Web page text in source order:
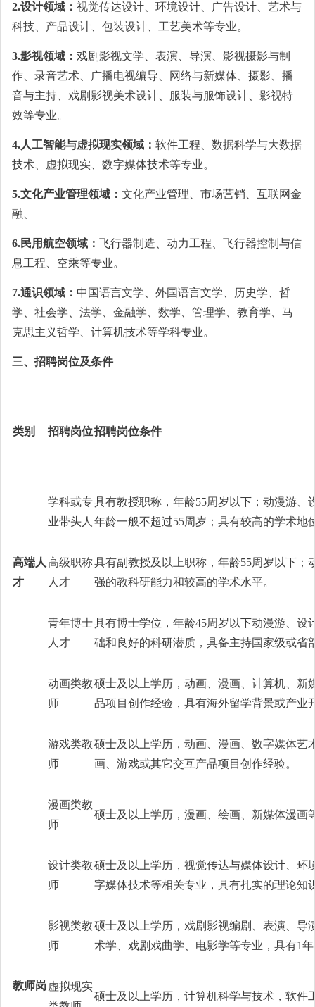
2.设计领域： 视觉传达设计、环境设计、广告设计、艺术与
科技、产品设计、包装设计、工艺美术等专业。
3.影视领域： 戏剧影视文学、表演、导演、影视摄影与制
作、录音艺术、广播电视编导、网络与新媒体、摄影、播
音与主持、戏剧影视美术设计、服装与服饰设计、影视特
效等专业。
4.人工智能与虚拟现实领域： 软件工程、数据科学与大数据
技术、虚拟现实、数字媒体技术等专业。
5.文化产业管理领域： 文化产业管理、市场营销、互联网金
融、
6.民用航空领域： 飞行器制造、动力工程、飞行器控制与信
息工程、空乘等专业。
7.通识领域： 中国语言文学、外国语言文学、历史学、哲
学、社会学、法学、金融学、数学、管理学、教育学、马
克思主义哲学、计算机技术等学科专业。
三、招聘岗位及条件
类别 招聘岗位招聘岗位条件
高端人
才
学科或专
业带头人
具有教授职称，年龄55周岁以下；动漫游
年龄一般不超过55周岁；具有较高的学术地
高级职称
人才
具有副教授及以上职称，年龄55周岁以下
强的教科研能力和较高的学术水平。
青年博士
人才
具有博士学位，年龄45周岁以下动漫游、
础和良好的科研潜质，具备主持国家级或省
教师岗
动画类教
师
硕士及以上学历，动画、漫画、计算机、新
品项目创作经验，具有海外留学背景或产业
游戏类教
师
硕士及以上学历，动画、漫画、数字媒体艺
画、游戏或其它交互产品项目创作经验。
漫画类教
师
硕士及以上学历，漫画、绘画、新媒体漫画
设计类教
师
硕士及以上学历，视觉传达与媒体设计、环
字媒体技术等相关专业，具有扎实的理论知
影视类教
师
硕士及以上学历，戏剧影视编剧、表演、导
术学、戏剧戏曲学、电影学等专业，具有1
虚拟现实
硕士及以上学历，计算机科学与技术，软件